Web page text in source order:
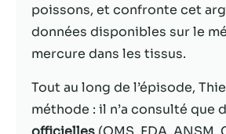
poissons, et confronte cet
données disponibles sur le
mercure dans les tissus.
Tout au long de l’épisode,
méthode : il n’a consulté que